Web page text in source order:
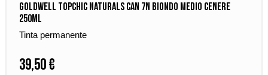
Goldwell Topchic Naturals Can 7N Biondo Medio Cenere
250ml
Tinta permanente
39,50 €